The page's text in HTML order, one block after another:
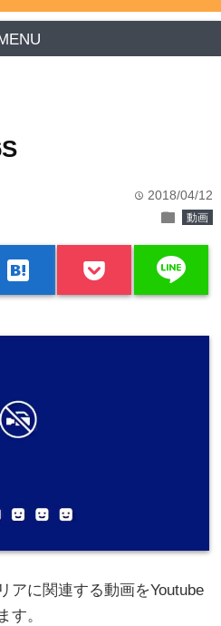
time 2018/04/12
folder 動画
hatenabookmark line
アに関連する動画をYoutube
す。